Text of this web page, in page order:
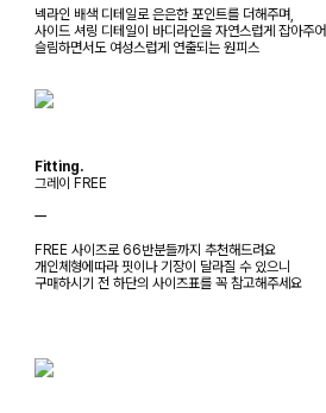
넥라인 배색 디테일로 은은한 포인트를 더해주며,
사이드 셔링 디테일이 바디라인을 자연스럽게 잡아주어
슬림하면서도 여성스럽게 연출되는 원피스
Fitting.
그레이 FREE
ㅡ
FREE 사이즈로 66반분들까지 추천해드려요
개인체형에따라 핏이나 기장이 달라질 수 있으니
구매하시기 전 하단의 사이즈표를 꼭 참고해주세요